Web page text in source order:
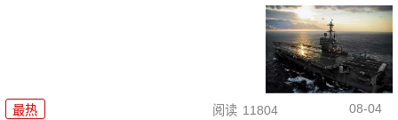
最热 阅读 11804 08-04